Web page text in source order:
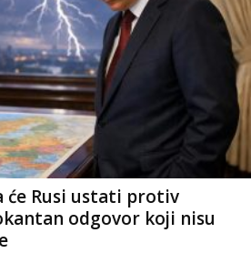
će Rusi ustati protiv
odgovor koji nisu